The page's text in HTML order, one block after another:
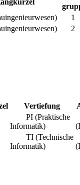
1
2
Vertiefung
PI (Praktische
Informatik)
TI (Technische
Informatik)